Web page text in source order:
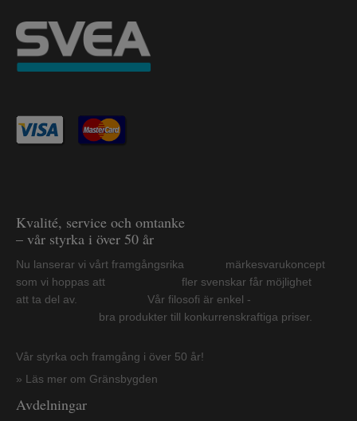
Kvalité, service och omtanke
– vår styrka i över 50 år
Nu lanserar vi vårt framgångsrika märkesvarukoncept
som vi hoppas att fler svenskar får möjlighet
att ta del av. Vår filosofi är enkel -
bra produkter till konkurrenskraftiga priser.
Vår styrka och framgång i över 50 år!
» Läs mer om Gränsbygden
Avdelningar